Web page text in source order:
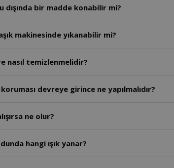
dışında bir madde konabilir mi?
makinesinde yıkanabilir mi?
nasıl temizlenmelidir?
devreye girince ne yapılmalıdır?
ne olur?
hangi ışık yanar?